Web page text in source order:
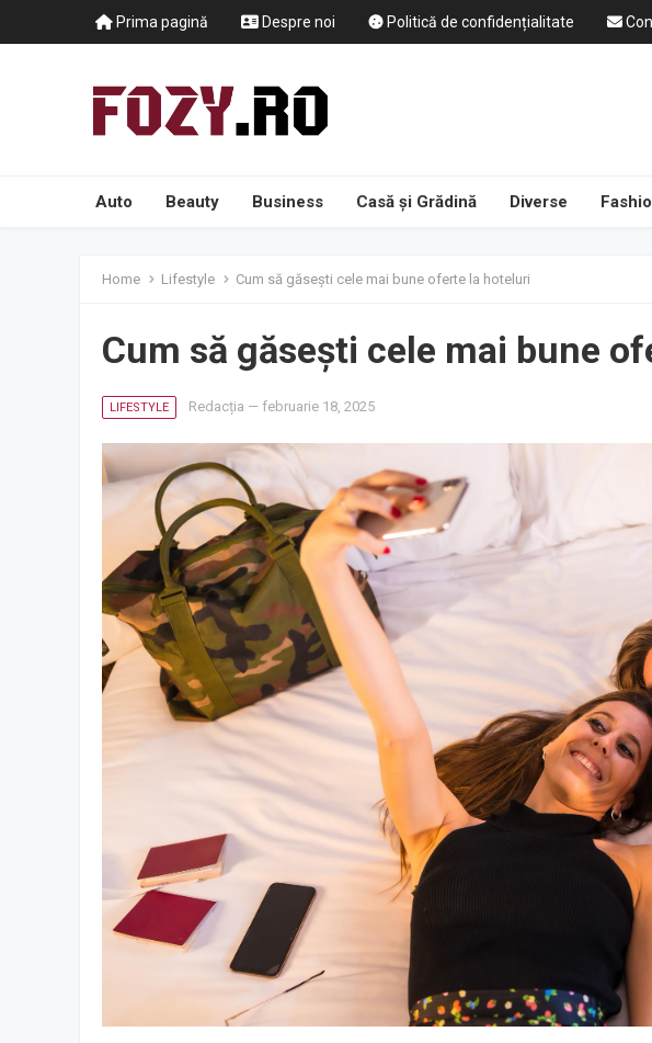
Prima pagină Despre noi Politică de confidențialitate
Auto Beauty Business Casă și Grădină Diverse
Home Lifestyle Cum să găsești cele mai bune oferte la hoteluri
Cum să găsești cele mai bune
LIFESTYLE Redacția — februarie 18, 2025